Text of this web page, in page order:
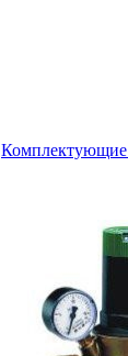
Комплектующие